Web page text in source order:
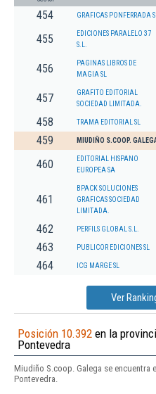
454 GRAFICAS PONFERRADA SL
455
EDICIONES PARALELO 37
S.L.
456
PAGINAS LIBROS DE
MAGIA SL
457
GRAFITO EDITORIAL
SOCIEDAD LIMITADA.
458 TRAMA EDITORIAL SL
459 MIUDIÑO S.COOP.
460
EDITORIAL HISPANO
EUROPEA SA
461
BPACK SOLUCIONES
GRAFICAS SOCIEDAD
LIMITADA.
462 PERFILS GLOBAL S.L.
463 PUBLICOR EDICIONES SL
464 ICG MARGE SL
Ver
Posición 10.392 en la
Pontevedra
Miudiño S.coop. Galega se encuentra
Pontevedra.